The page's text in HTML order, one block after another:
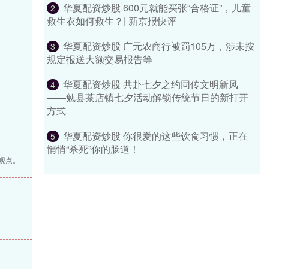
。
2
华夏配资炒股 600元就能买张“合格证”，儿童
救生衣如何救生？| 新京报快评
3
华夏配资炒股 广元农商行被罚105万，涉未按
规定报送大额交易报告等
4
华夏配资炒股 共赴七夕之约同传文明新风
——勉县茶店镇七夕活动解锁传统节日的新打开
方式
5
华夏配资炒股 你很爱的这些饮食习惯，正在
悄悄“杀死”你的肠道！